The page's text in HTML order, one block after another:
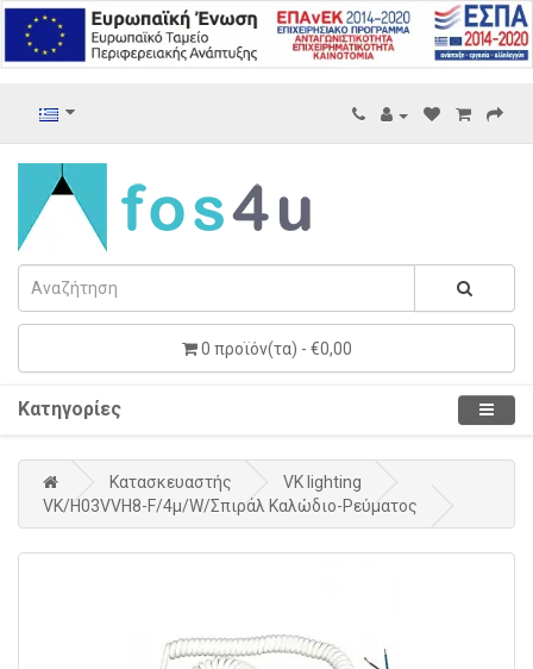
0 προϊόν(τα) - €0,00
Κατηγορίες
Κατασκευαστής
VK lighting
VK/H03VVH8-F/4μ/W/Σπιράλ Καλώδιο-Ρεύματος